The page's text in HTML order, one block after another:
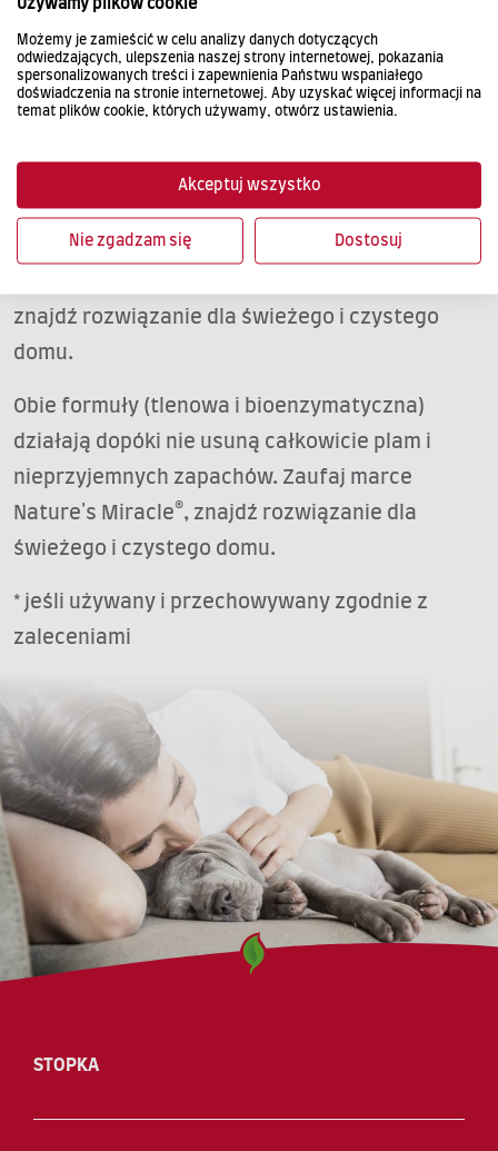
bakteriach, które wytwarzają enzymy po
kontakcie z biologicznymi plamami. Enzymy te
usuwają plamy z moczu, odchodów oraz
bezpieczne dla zwierząt i domu*. Obie formuły
(tlenowa i bioenzymatyczna) działają dopóki nie
usuną całkowicie plam i nieprzyjemnych
znajdź rozwiązanie dla świeżego i czystego
domu.
Obie formuły (tlenowa i bioenzymatyczna)
działają dopóki nie usuną całkowicie plam i
nieprzyjemnych zapachów. Zaufaj marce
Nature's Miracle®, znajdź rozwiązanie dla
świeżego i czystego domu.
* jeśli używany i przechowywany zgodnie z
zaleceniami
STOPKA
Używamy plików cookie
Możemy je zamieścić w celu analizy danych dotyczących
odwiedzających, ulepszenia naszej strony internetowej, pokazania
spersonalizowanych treści i zapewnienia Państwu wspaniałego
doświadczenia na stronie internetowej. Aby uzyskać więcej informacji na
temat plików cookie, których używamy, otwórz ustawienia.
Akceptuj wszystko
Nie zgadzam się Dostosuj